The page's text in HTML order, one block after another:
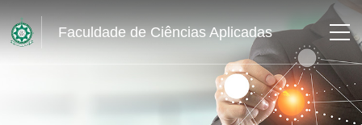
Faculdade de Ciências Aplicadas